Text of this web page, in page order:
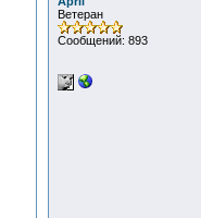
Ветеран
Сообщений: 893